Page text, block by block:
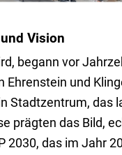
Vision
begann vor
und
Stadtzentrum, das
prägten das Bild,
das im Jahr